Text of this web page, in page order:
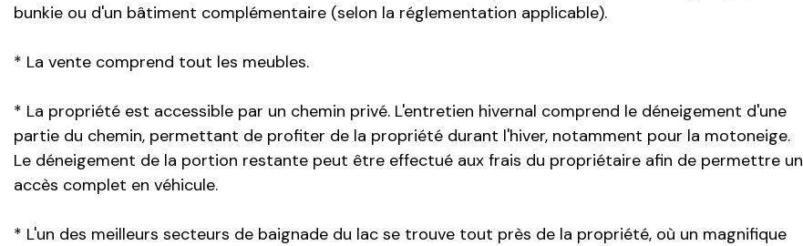
bunkie ou d'un bâtiment complémentaire (selon la réglementation applicable).
* La vente comprend tout les meubles.
* La propriété est accessible par un chemin privé. L'entretien hivernal comprend le déneigement d'une
partie du chemin, permettant de profiter de la propriété durant l'hiver, notamment pour la motoneige.
Le déneigement de la portion restante peut être effectué aux frais du propriétaire afin de permettre un
accès complet en véhicule.
* L'un des meilleurs secteurs de baignade du lac se trouve tout près de la propriété, où un magnifique